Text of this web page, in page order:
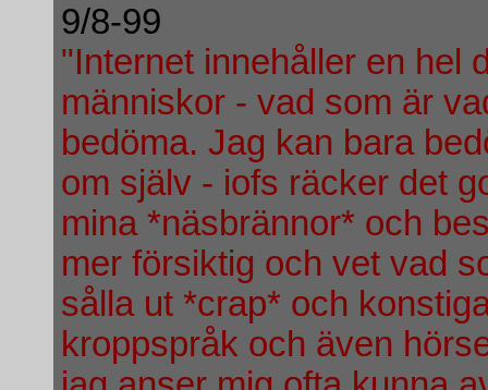
9/8-99
"Internet innehåller en hel
människor - vad som är
bedöma. Jag kan bara
om själv - iofs räcker det
mina *näsbrännor* och
mer försiktig och vet vad
sålla ut *crap* och
kroppspråk och även